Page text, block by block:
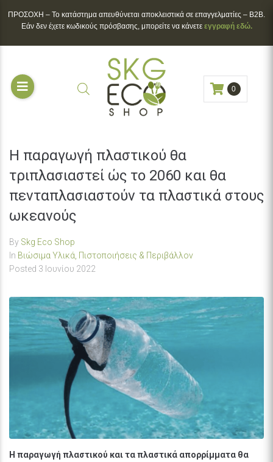
ΠΡΟΣΟΧΗ – To κατάστημα απευθύνεται αποκλειστικά σε επαγγελματίες – B2B.
Εάν δεν έχετε κωδικούς πρόσβασης, μπορείτε να κάνετε εγγραφή εδώ.
0
Η παραγωγή πλαστικού θα
τριπλασιαστεί ώς το 2060 και θα
πενταπλασιαστούν τα πλαστικά στους
ωκεανούς
By Skg Eco Shop
In Βιώσιμα Υλικά, Πιστοποιήσεις & Περιβάλλον
Posted 3 Ιουνίου 2022
Η παραγωγή πλαστικού και τα πλαστικά απορρίμματα θα